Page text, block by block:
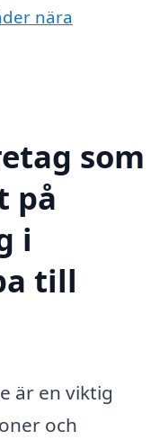
nära
som
på
i
till
är en viktig
och